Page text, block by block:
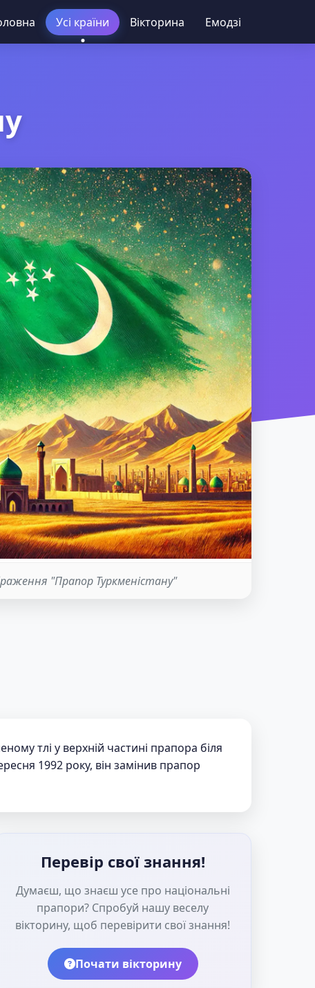
Усі країни Вікторина Емодзі
"Прапор Туркменістану"
тлі у верхній частині прапора біля
1992 року, він замінив прапор
Перевір свої знання!
Думаєш, що знаєш усе про національні
прапори? Спробуй нашу веселу
вікторину, щоб перевірити свої знання!
Почати вікторину